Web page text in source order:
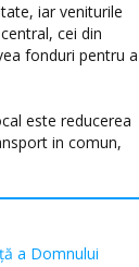
iar veniturile
cei din
fonduri pentru a
este reducerea
in comun,
a Domnului